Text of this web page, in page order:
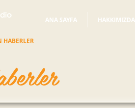
ANA SAYFA HAKKIMIZDA
HABERLER